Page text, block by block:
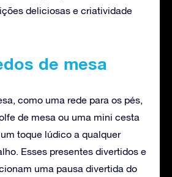
deliciosas e criatividade
de mesa
como uma rede para os pés,
de mesa ou uma mini cesta
toque lúdico a qualquer
Esses presentes divertidos e
uma pausa divertida do